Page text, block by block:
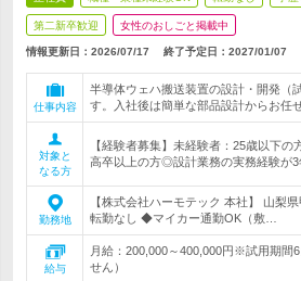
第二新卒歓迎 女性のおしごと掲載中
情報更新日：2026/07/17 終了予定日： 2027/01/07
仕事内容
半導体ウェハ搬送装置の設計・開発（
す。入社後は簡単な部品設計からお任
対象と
なる方
【経験者募集】未経験者：25歳以下
高卒以上の方◎設計業務の実務経験が3
勤務地
【株式会社ハーモテック 本社】 山梨
転勤なし ◆マイカー通勤OK（敷…
給与
月給：200,000～400,000円※試用期間
せん）